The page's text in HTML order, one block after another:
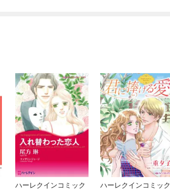
ハーレクインコミック
ハーレクインコミック